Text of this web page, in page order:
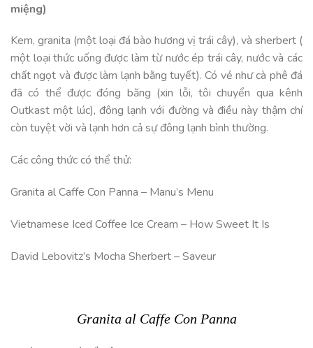
miệng)
Kem, granita (một loại đá bào hương vị trái cây), và sherbert (
một loại thức uống được làm từ nước ép trái cây, nước và các
chất ngọt và được làm lạnh bằng tuyết). Có vẻ như cà phê đá
đã có thể được đóng băng (xin lỗi, tôi chuyển qua kênh
Outkast một lúc), đông lạnh với đường và điều này thậm chí
còn tuyệt vời và lạnh hơn cả sự đông lạnh bình thường.
Các công thức có thể thử:
Granita al Caffe Con Panna – Manu’s Menu
Vietnamese Iced Coffee Ice Cream – How Sweet It Is
David Lebovitz’s Mocha Sherbert – Saveur
Granita al Caffe Con Panna